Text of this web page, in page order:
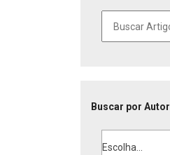
Buscar por Autor
Escolha...